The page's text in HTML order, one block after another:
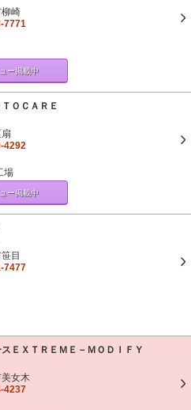
崎
7771
ー掲載中
ＯＣＡＲＥ
4292
場
ー掲載中
目
7477
ＥＸＴＲＥＭＥ－ＭＯＤＩＦＹ
女木
4237